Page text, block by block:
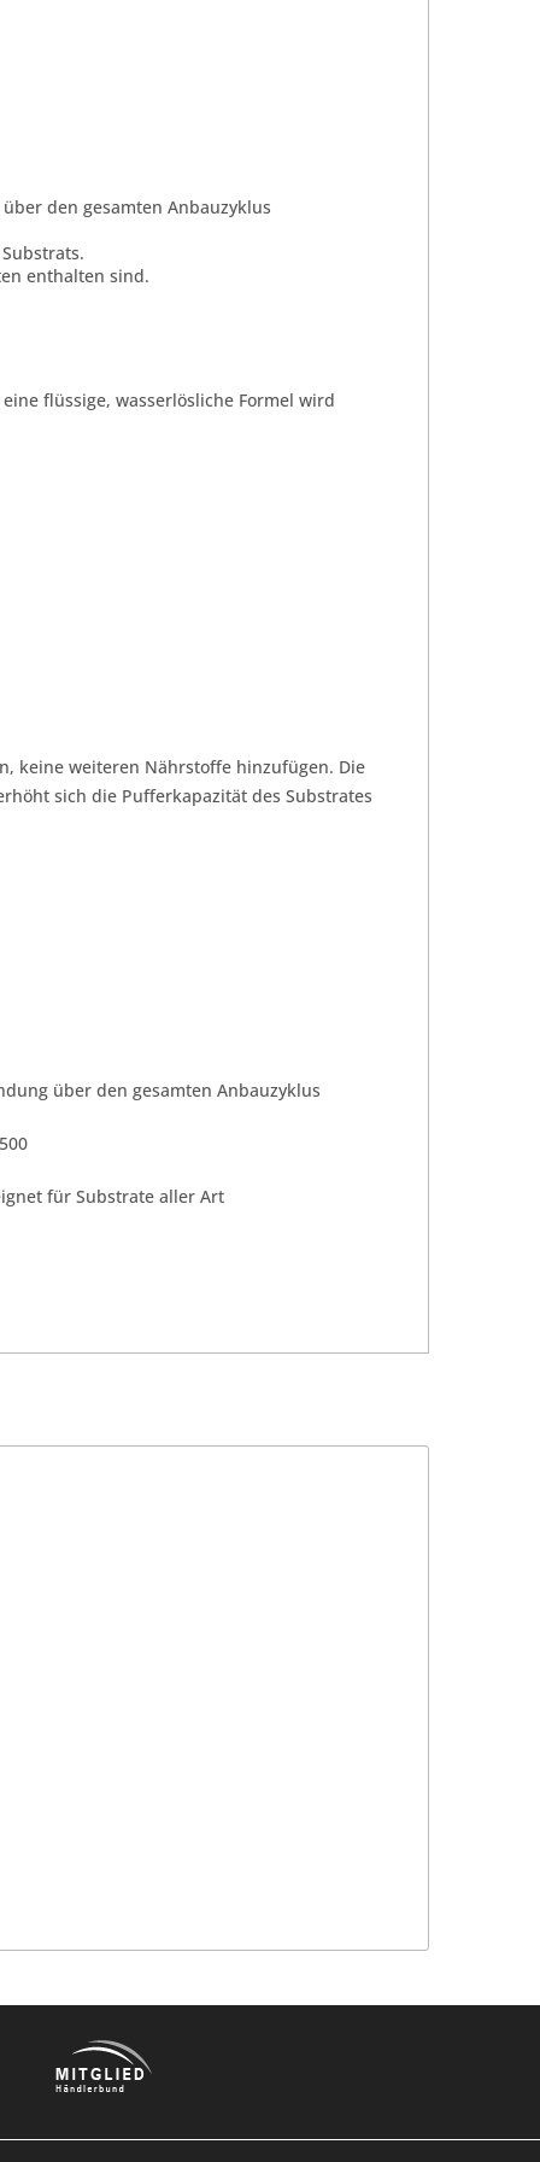
den gesamten Anbauzyklus
enthalten sind.
flüssige, wasserlösliche Formel wird
keine weiteren Nährstoffe hinzufügen. Die
sich die Pufferkapazität des Substrates
über den gesamten Anbauzyklus
für Substrate aller Art